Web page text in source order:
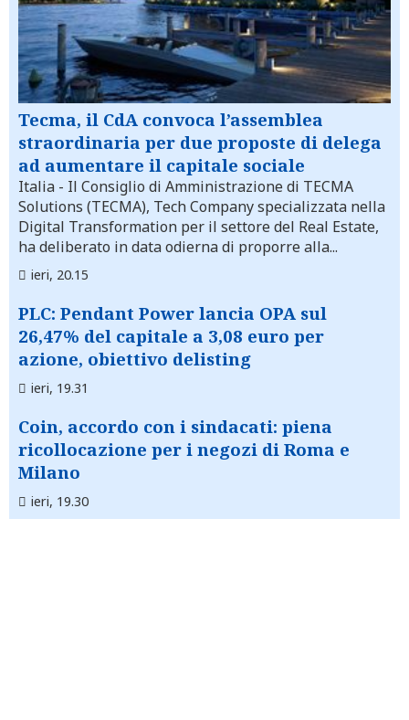
Tecma, il CdA convoca l’assemblea
straordinaria per due proposte di delega
ad aumentare il capitale sociale
Italia - Il Consiglio di Amministrazione di TECMA
Solutions (TECMA), Tech Company specializzata nella
Digital Transformation per il settore del Real Estate,
ha deliberato in data odierna di proporre alla...
ieri, 20.15
PLC: Pendant Power lancia OPA sul
26,47% del capitale a 3,08 euro per
azione, obiettivo delisting
ieri, 19.31
Coin, accordo con i sindacati: piena
ricollocazione per i negozi di Roma e
Milano
ieri, 19.30